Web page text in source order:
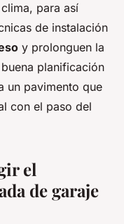
para así
de instalación
y prolonguen la
planificación
un pavimento que
con el paso del
el
de garaje